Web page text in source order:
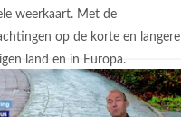
weerkaart. Met de
op de korte en langere
land en in Europa.